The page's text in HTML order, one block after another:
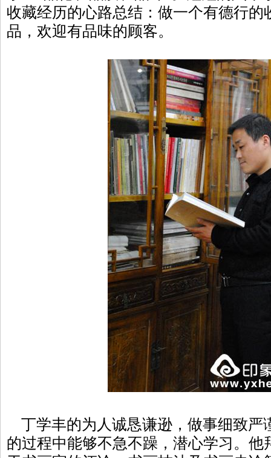
收藏经历的心路总结：做一个有德行的
品，欢迎有品味的顾客。
丁学丰的为人诚恳谦逊，做事细致严
的过程中能够不急不躁，潜心学习。他